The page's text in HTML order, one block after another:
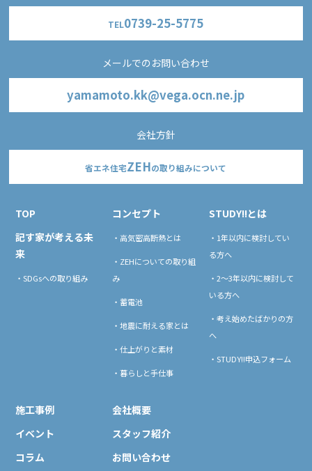
TEL0739-25-5775
メールでのお問い合わせ
yamamoto.kk@vega.ocn.ne.jp
会社方針
省エネ住宅ZEHの取り組みについて
TOP
記す家が考える未
来
・SDGsへの取り組み
コンセプト
・高気密高断熱とは
・ZEHについての取り組
み
・蓄電池
・地震に耐える家とは
・仕上がりと素材
・暮らしと手仕事
STUDY!!とは
・1年以内に検討してい
る方へ
・2〜3年以内に検討して
いる方へ
・考え始めたばかりの方
へ
・STUDY!!申込フォーム
施工事例
イベント
コラム
会社概要
スタッフ紹介
お問い合わせ